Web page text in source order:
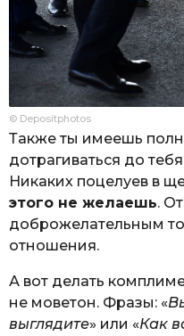
© Depositphotos
Также ты имеешь
дотрагиваться до
Никаких поцелуев в
этого не желаешь.
доброжелательным
отношения.
А вот делать
не моветон. Фразы: «
выглядите» или «Как